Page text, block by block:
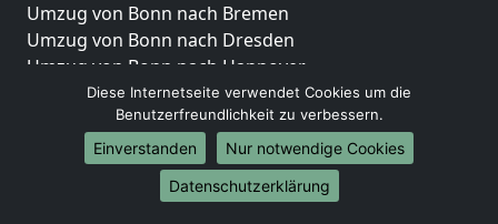
Umzug von Bonn nach Bremen
Umzug von Bonn nach Dresden
Umzug von Bonn nach Hannover
Umzug von Bonn nach Nürnberg
Umzug von Bonn nach Duisburg
Umzug von Bonn nach Bochum
Umzug von Bonn nach Wuppertal
Umzug von Bonn nach Bielefeld
Diese Internetseite verwendet Cookies um die
Benutzerfreundlichkeit zu verbessern.
Einverstanden
Nur notwendige Cookies
Datenschutzerklärung